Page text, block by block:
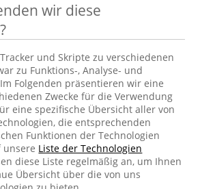
wir diese
und Skripte zu verschiedenen
zu Funktions-, Analyse- und
Folgenden präsentieren wir eine
Zwecke für die Verwendung
eine spezifische Übersicht aller von
die entsprechenden
Funktionen der Technologien
unsere Liste der Technologien
diese Liste regelmäßig an, um Ihnen
Übersicht über die von uns